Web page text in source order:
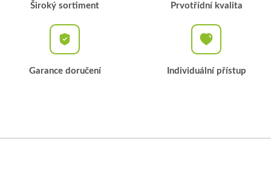
Široký sortiment Prvotřídní kvalita
Garance doručení Individuální přístup